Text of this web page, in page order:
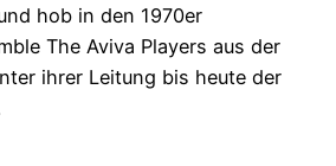
hob in den 1970er
The Aviva Players aus der
ihrer Leitung bis heute der